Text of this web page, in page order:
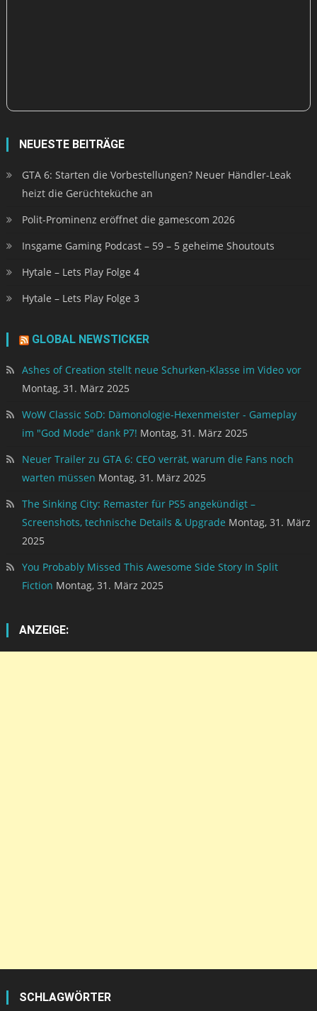
NEUESTE BEITRÄGE
GTA 6: Starten die Vorbestellungen? Neuer Händler-Leak
heizt die Gerüchteküche an
Polit-Prominenz eröffnet die gamescom 2026
Insgame Gaming Podcast – 59 – 5 geheime Shoutouts
Hytale – Lets Play Folge 4
Hytale – Lets Play Folge 3
GLOBAL NEWSTICKER
Ashes of Creation stellt neue Schurken-Klasse im Video vor
Montag, 31. März 2025
WoW Classic SoD: Dämonologie-Hexenmeister - Gameplay
im "God Mode" dank P7! Montag, 31. März 2025
Neuer Trailer zu GTA 6: CEO verrät, warum die Fans noch
warten müssen Montag, 31. März 2025
The Sinking City: Remaster für PS5 angekündigt –
Screenshots, technische Details & Upgrade Montag, 31. März
2025
You Probably Missed This Awesome Side Story In Split
Fiction Montag, 31. März 2025
ANZEIGE:
SCHLAGWÖRTER